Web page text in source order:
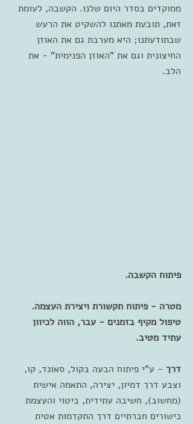
ממוקדים בסדר היום שלנו. הקשבה, לעומת
זאת, תובעת מאתנו להשקיט את הרעש
שבתודעתנו; היא מערבת גם את האוזן
החיצונית וגם את "האוזן הפנימית" - את
הלב.
פיתוח הקשבה.
מטרה - פיתוח תקשורת ויצירת העצמה.
טיפול מקיף בזמנים - עבר, הווה לכיוון
עתיד מטיב.
דרך - ע"י פיתוח הבעה בקול, סאונד, קו,
וצבע דרך דמיון, יצירה, התאמה אישית
(מחשוב), חשיבה עתידית, ביטוי והעצמת
כישורים חברתיים דרך התקדמות אטית